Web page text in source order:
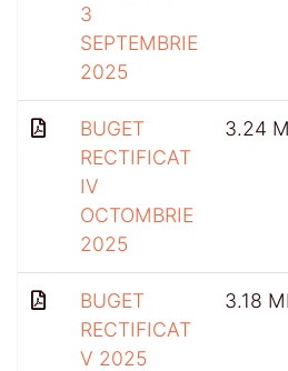
3
SEPTEMBRIE
2025
BUGET
RECTIFICAT
IV
OCTOMBRIE
2025
3.24
BUGET
RECTIFICAT
V 2025
3.18